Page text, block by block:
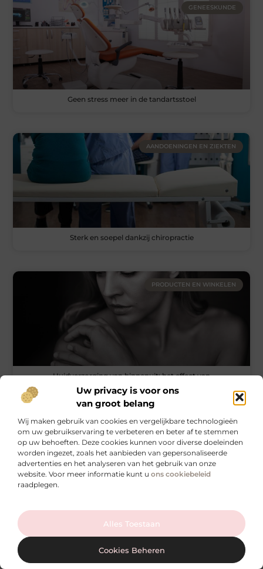
Uw privacy is voor ons
van groot belang
Wij maken gebruik van cookies en vergelijkbare technologieën
om uw gebruikservaring te verbeteren en beter af te stemmen
op uw behoeften. Deze cookies kunnen voor diverse doeleinden
worden ingezet, zoals het aanbieden van gepersonaliseerde
advertenties en het analyseren van het gebruik van onze
website. Voor meer informatie kunt u ons cookiebeleid
raadplegen.
Alles Toestaan
Cookies Beheren
Ga Naar
GENEESKUNDE
Geen stress meer in de tandartsstoel
AANDOENINGEN EN ZIEKTEN
Sterk en soepel dankzij chiropractie
PRODUCTEN EN WINKELEN
Huidverzorging van binnenuit: het effect van
FITNESS
Hardlopen met stijl en gemak: de korte hardloopbroek die